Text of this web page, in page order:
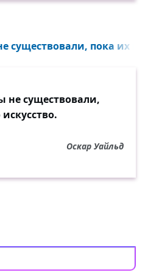
существовали, пока их не
не существовали,
Оскар Уайльд